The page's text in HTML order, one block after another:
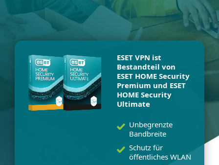
ESET VPN ist
Bestandteil von
ESET HOME Security
Premium und ESET
HOME Security
Ultimate
Unbegrenzte
Bandbreite
Schutz für
öffentliches WLAN